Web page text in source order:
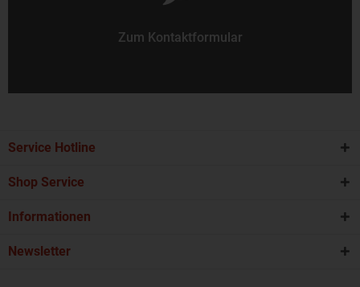
Zum Kontaktformular
Service Hotline
Shop Service
Informationen
Newsletter